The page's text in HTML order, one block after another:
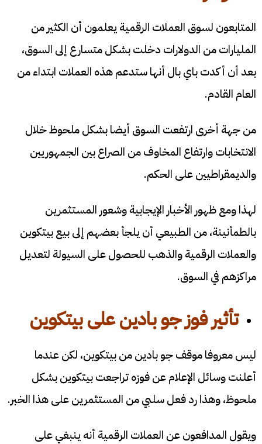
المتابعون لسوق العملات الرقمية يعلمون أن الكثير من
المليارات من الدولارات دخلت بشكل متسارع إلى السوق،
بعد أن أكدت باي بال أنها ستدعم هذه العملات ابتداء من
العام القادم.
من جهة أخرى ارتفعت السوق أيضا بشكل ملحوظ خلال
الانتخابات وارتفاع المخاوف من الصراع بين الجمهوريين
والديمقراطيين على الحكم.
لهذا ومع ظهور الأخبار الإيجابية وشعور المستثمرين
بالطمأنينة، من الطبيعي أن يلجأ بعضهم إلى بيع بيتكوين
والعملات الرقمية والذهب للحصول على السيولة لتعديل
مراكزهم في السوق.
تأثير فوز جو بادين على بيتكوين
ليس معروفا موقف جو بادين من بيتكوين، لكن عندما
أعلنت وسائل الإعلام عن فوزه تراجعت بيتكوين بشكل
ملحوظ، وهذا رد فعل سلبي من المستثمرين على هذا الخبر.
ويقول المدافعون عن العملات الرقمية أنه ينبغي على